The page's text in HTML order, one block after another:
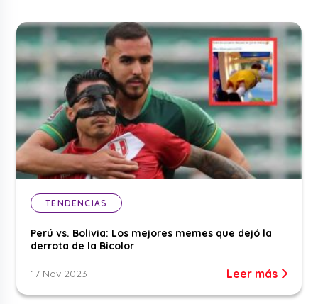
TENDENCIAS
Perú vs. Bolivia: Los mejores memes que dejó la
derrota de la Bicolor
17 Nov 2023 Leer más